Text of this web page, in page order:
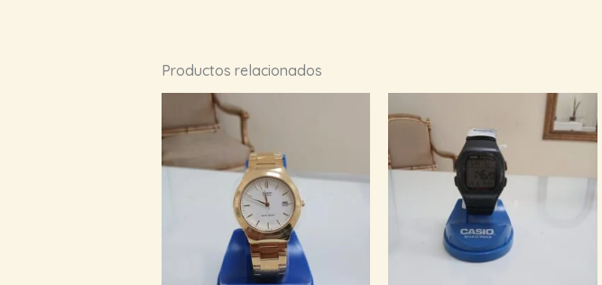
Productos relacionados